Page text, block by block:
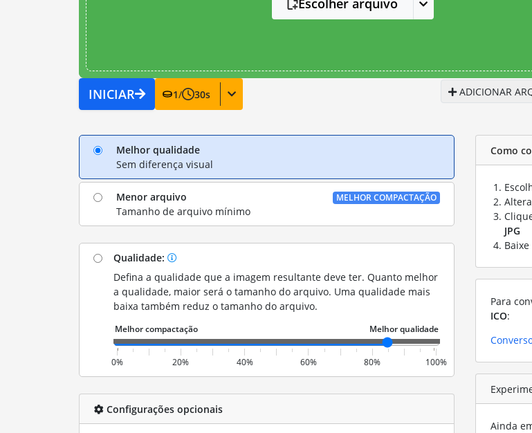
Escolher arquivo
INICIAR 1/ 30s ADICIONAR
Melhor qualidade
Sem diferença visual
Menor arquivo
Tamanho de arquivo mínimo
MELHOR COMPACTAÇÃO
Qualidade:
Defina a qualidade que a imagem resultante deve ter. Quanto melhor
a qualidade, maior será o tamanho do arquivo. Uma qualidade mais
baixa também reduz o tamanho do arquivo.
0% 20% 40% 60% 80% 100%
Configurações opcionais
Como
JPG
Para
ICO:
Ainda